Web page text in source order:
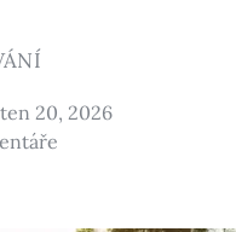
20, 2026